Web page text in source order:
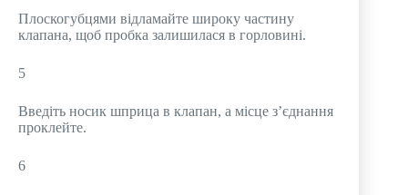
Плоскогубцями відламайте широку частину
клапана, щоб пробка залишилася в горловині.
5
Введіть носик шприца в клапан, а місце з’єднання
проклейте.
6